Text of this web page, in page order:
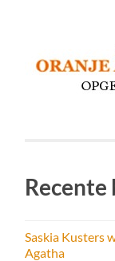
Saskia Kusters
Agatha